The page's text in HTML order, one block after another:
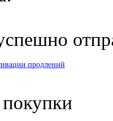
продлений